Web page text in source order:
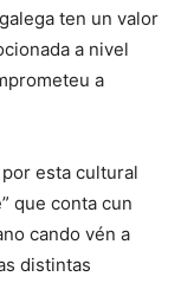
ten un valor
a nivel
a
esta cultural
que conta cun
cando vén a
distintas